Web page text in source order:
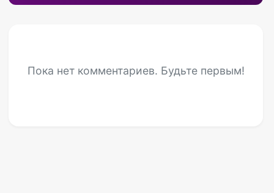
Пока нет комментариев. Будьте первым!